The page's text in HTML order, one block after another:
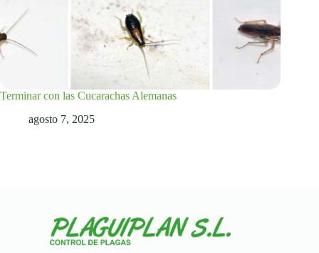
Terminar con las Cucarachas Alemanas
agosto 7, 2025